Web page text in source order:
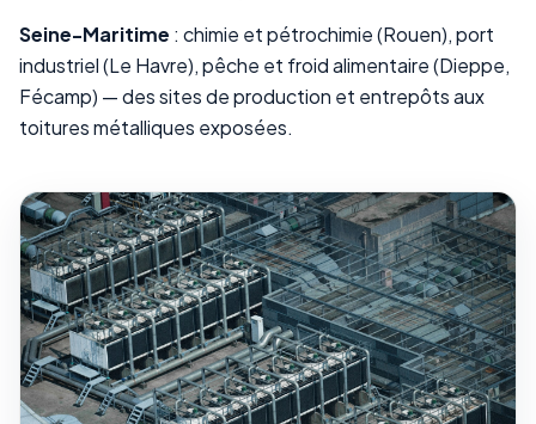
Seine-Maritime : chimie et pétrochimie (Rouen), port
industriel (Le Havre), pêche et froid alimentaire (Dieppe,
Fécamp) — des sites de production et entrepôts aux
toitures métalliques exposées.